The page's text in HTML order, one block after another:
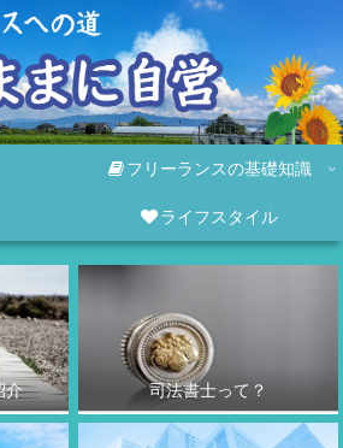
フリーランスの基礎知識
ライフスタイル
介 司法書士って？